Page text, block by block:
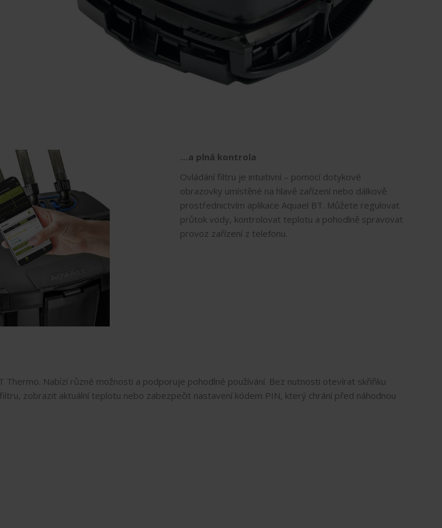
…a plná kontrola
Ovládání filtru je intuitivní – pomocí dotykové
obrazovky umístěné na hlavě zařízení nebo dálkově
prostřednictvím aplikace Aquael BT. Můžete regulovat
průtok vody, kontrolovat teplotu a pohodlně spravovat
provoz zařízení z telefonu.
Nabízí různé možnosti a podporuje pohodlné používání. Bez nutnosti otevírat skříňku
zobrazit aktuální teplotu nebo zabezpečit nastavení kódem PIN, který chrání před náhodnou